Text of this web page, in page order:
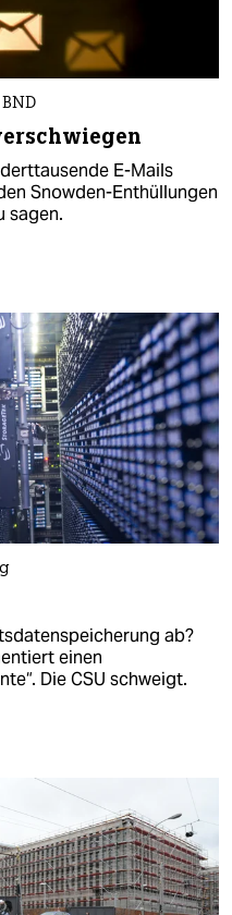
E-Mails
Snowden-Enthüllungen
sagen.
ab?
einen
Die CSU schweigt.